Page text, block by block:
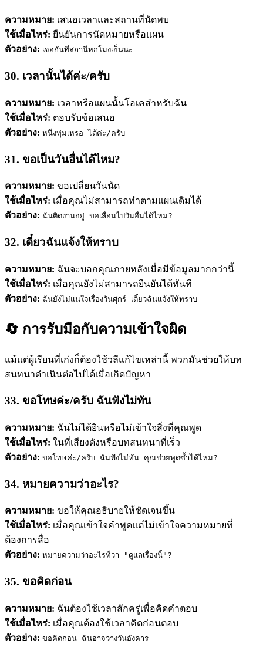
ความหมาย: เสนอเวลาและสถานที่นัดพบ
ใช้เมื่อไหร่: ยืนยันการนัดหมายหรือแผน
ตัวอย่าง: เจอกันที่สถานีหกโมงเย็นนะ
30. เวลานั้นได้ค่ะ/ครับ
ความหมาย: เวลาหรือแผนนั้นโอเคสำหรับฉัน
ใช้เมื่อไหร่: ตอบรับข้อเสนอ
ตัวอย่าง: หนึ่งทุ่มเหรอ ได้ค่ะ/ครับ
31. ขอเป็นวันอื่นได้ไหม?
ความหมาย: ขอเปลี่ยนวันนัด
ใช้เมื่อไหร่: เมื่อคุณไม่สามารถทำตามแผนเดิมได้
ตัวอย่าง: ฉันติดงานอยู่ ขอเลื่อนไปวันอื่นได้ไหม?
32. เดี๋ยวฉันแจ้งให้ทราบ
ความหมาย: ฉันจะบอกคุณภายหลังเมื่อมีข้อมูลมากกว่านี้
ใช้เมื่อไหร่: เมื่อคุณยังไม่สามารถยืนยันได้ทันที
ตัวอย่าง: ฉันยังไม่แน่ใจเรื่องวันศุกร์ เดี๋ยวฉันแจ้งให้ทราบ
🔄 การรับมือกับความเข้าใจผิด
แม้แต่ผู้เรียนที่เก่งก็ต้องใช้วลีแก้ไขเหล่านี้ พวกมันช่วยให้บท
สนทนาดำเนินต่อไปได้เมื่อเกิดปัญหา
33. ขอโทษค่ะ/ครับ ฉันฟังไม่ทัน
ความหมาย: ฉันไม่ได้ยินหรือไม่เข้าใจสิ่งที่คุณพูด
ใช้เมื่อไหร่: ในที่เสียงดังหรือบทสนทนาที่เร็ว
ตัวอย่าง: ขอโทษค่ะ/ครับ ฉันฟังไม่ทัน คุณช่วยพูดซ้ำได้ไหม?
34. หมายความว่าอะไร?
ความหมาย: ขอให้คุณอธิบายให้ชัดเจนขึ้น
ใช้เมื่อไหร่: เมื่อคุณเข้าใจคำพูดแต่ไม่เข้าใจความหมายที่
ต้องการสื่อ
ตัวอย่าง: หมายความว่าอะไรที่ว่า "ดูแลเรื่องนี้"?
35. ขอคิดก่อน
ความหมาย: ฉันต้องใช้เวลาสักครู่เพื่อคิดคำตอบ
ใช้เมื่อไหร่: เมื่อคุณต้องใช้เวลาคิดก่อนตอบ
ตัวอย่าง: ขอคิดก่อน ฉันอาจว่างวันอังคาร